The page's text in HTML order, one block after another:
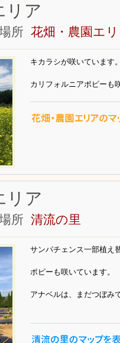
リア
所 花畑・農園エ
キカラシが咲いています
カリフォルニアポピーも
リア
所 清流の里
サンパチェンス一部植え
ポピーも咲いています。
アナベルは、まだつぼみ